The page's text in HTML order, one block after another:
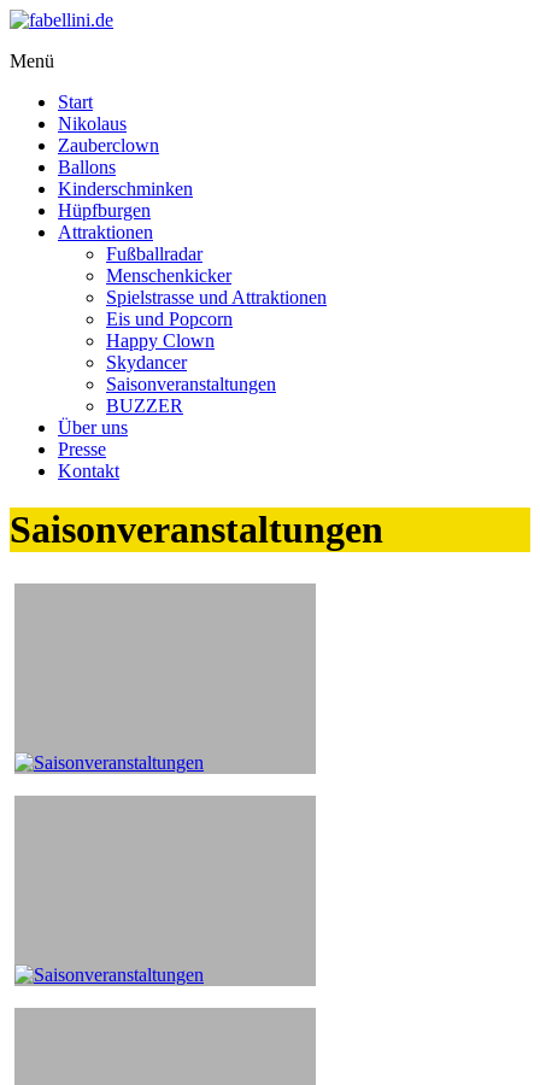
Zum
springen
fabellini.de
Spiel,
Spaß,
Zauberei
fabelhafte
Events
Menü
Start
Nikolaus
Zauberclown
Ballons
Kinderschminken
Hüpfburgen
Attraktionen
Fußballradar
Menschenkicker
Spielstrasse und Attraktionen
Eis und Popcorn
Happy Clown
Skydancer
Saisonveranstaltungen
BUZZER
Über uns
Presse
Kontakt
Saisonveranstaltungen